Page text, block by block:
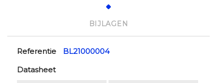
BIJLAGEN
Referentie
BL21000004
Datasheet